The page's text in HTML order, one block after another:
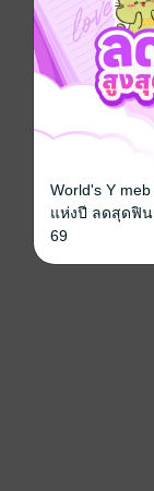
World's Y
แห่งปี ลดสุดฟิน
69